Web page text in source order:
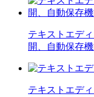
テキストエデ
開、自動保存
テキストエデ